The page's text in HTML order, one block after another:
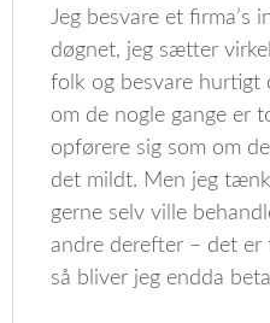
Jeg besvare et firma’s
døgnet, jeg sætter
folk og besvare hurtigt
om de nogle gange er
opførere sig som om
det mildt. Men jeg
gerne selv ville
andre derefter – det er
så bliver jeg endda